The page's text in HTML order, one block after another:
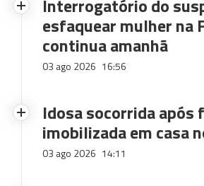
Interrogatório do
esfaquear mulher na
continua amanhã
03 ago 2026 16:56
Idosa socorrida após
imobilizada em casa
03 ago 2026 14:11